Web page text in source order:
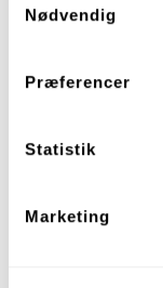
Nødvendig
Præferencer
Statistik
Marketing